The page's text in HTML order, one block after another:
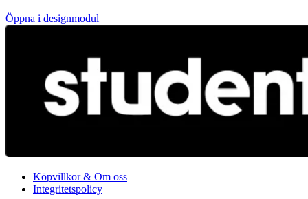
Öppna i designmodul
Köpvillkor & Om oss
Integritetspolicy